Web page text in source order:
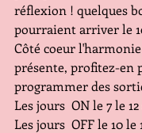
réflexion ! quelques
pourraient arriver le
Côté coeur
présente, profitez-en
programmer des
Les jours  ON le 7 le 12
Les jours  OFF le 10 le